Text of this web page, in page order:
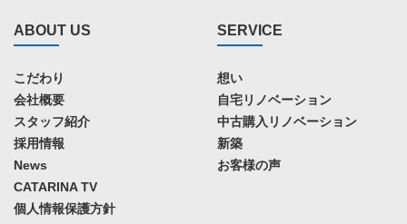
ABOUT US
こだわり
会社概要
スタッフ紹介
採用情報
News
CATARINA TV
個人情報保護方針
SERVICE
想い
自宅リノベーション
中古購入リノベーション
新築
お客様の声